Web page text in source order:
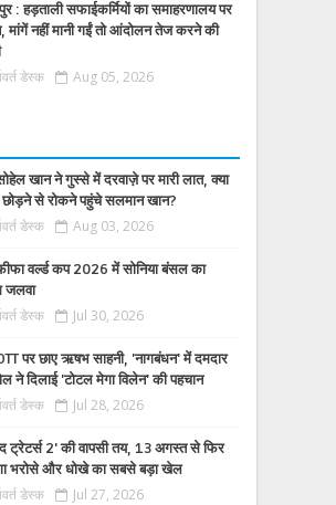
: हड़ताली सफाईकर्मियों का समाहरणालय पर
मांगें नहीं मानी गईं तो आंदोलन तेज करने की
डेस्क Aug 05, 2026
खान ने गुस्से में दरवाज़े पर मारी लात, क्या
छोड़ने से रोकने पहुंचे सलमान खान?
डेस्क Aug 03, 2026
वर्ल्ड कप 2026 में सोनिया बंसल का
जलवा
डेस्क Jul 30, 2026
पर छाए ऋषभ साहनी, 'नागबंधन' में दमदार
ने दिलाई 'टोटल मेगा विलेन' की पहचान
डेस्क Jul 28, 2026
ट्रेटर्स 2' की वापसी तय, 13 अगस्त से फिर
भरोसे और धोखे का सबसे बड़ा खेल
डेस्क Jul 27, 2026